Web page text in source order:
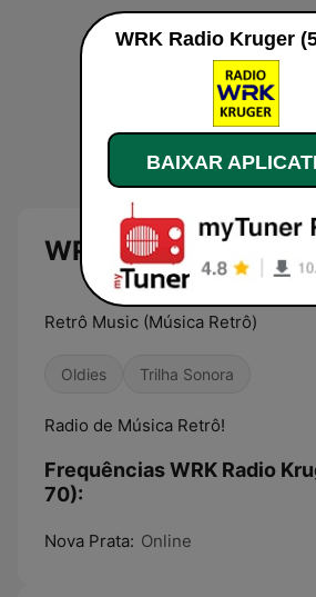
WRK Radio Kruger
Retrô Music (Música Retrô)
Oldies Trilha Sonora
Radio de Música Retrô!
Frequências WRK Radio
70):
Nova Prata: Online
BAIXAR